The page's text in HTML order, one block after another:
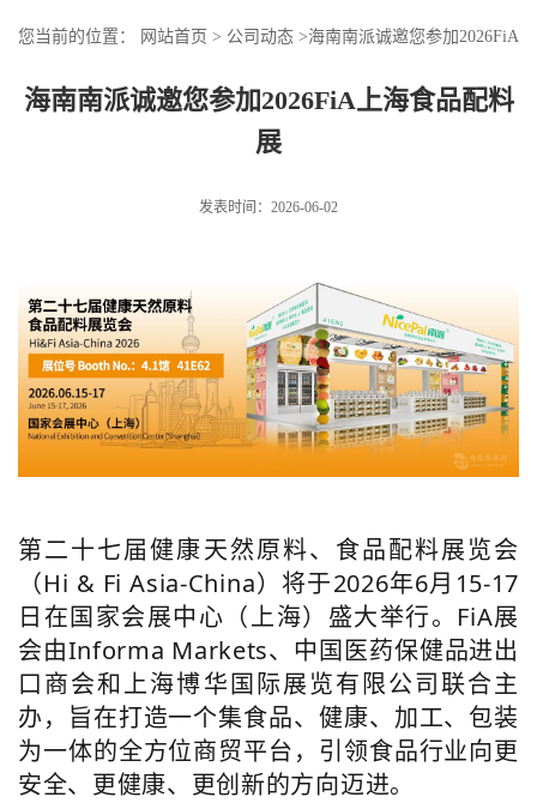
您当前的位置： 网站首页 > 公司动态 >海南南派诚邀您参加2026FiA
上海食品配料展
海南南派诚邀您参加2026FiA上海食品配料
展
发表时间：2026-06-02
第二十七届健康天然原料、食品配料展览会
（Hi & Fi Asia-China）将于2026年6月15-17
日在国家会展中心（上海）盛大举行。FiA展
会由Informa Markets、中国医药保健品进出
口商会和上海博华国际展览有限公司联合主
办，旨在打造一个集食品、健康、加工、包装
为一体的全方位商贸平台，引领食品行业向更
安全、更健康、更创新的方向迈进。